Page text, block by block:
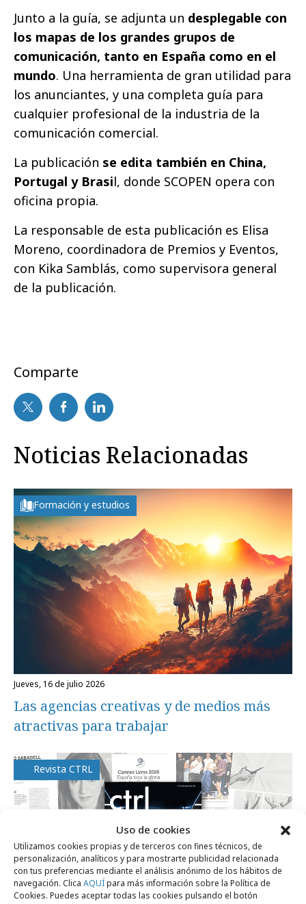
Uso de cookies
Utilizamos cookies propias y de terceros con fines técnicos, de
personalización, analíticos y para mostrarte publicidad relacionada
con tus preferencias mediante el análisis anónimo de los hábitos de
navegación. Clica AQUÍpara más información sobre la Política de
Cookies. Puedes aceptar todas las cookies pulsando el botón
Junto a la guía, se adjunta un desplegable con
los mapas de los grandes grupos de
comunicación, tanto en España como en el
mundo. Una herramienta de gran utilidad para
los anunciantes, y una completa guía para
cualquier profesional de la industria de la
comunicación comercial.
La publicación se edita también en China,
Portugal y Brasil, donde SCOPEN opera con
oficina propia.
La responsable de esta publicación es Elisa
Moreno, coordinadora de Premios y Eventos,
con Kika Samblás, como supervisora general
de la publicación.
Comparte
Noticias Relacionadas
Formación y estudios
jueves, 16 de julio 2026
Las agencias creativas y de medios más
atractivas para trabajar
Revista CTRL